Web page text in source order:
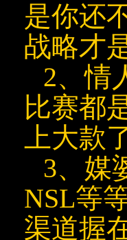
是你还
战略才
2、情
比赛都
上大款
3、媒
NSL等
渠道握